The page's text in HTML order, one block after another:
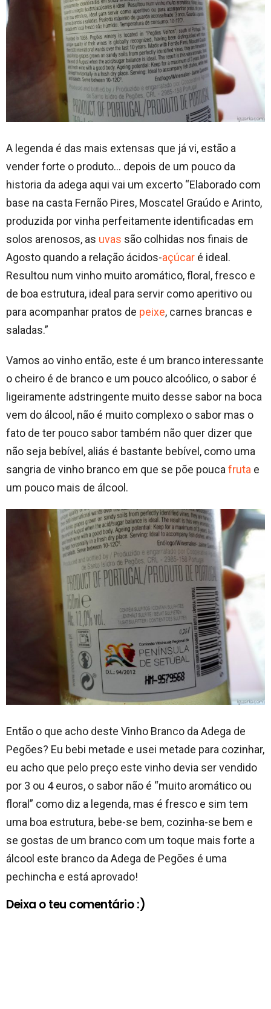
A legenda é das mais extensas que já vi, estão a
vender forte o produto… depois de um pouco da
historia da adega aqui vai um excerto “Elaborado com
base na casta Fernão Pires, Moscatel Graúdo e Arinto,
produzida por vinha perfeitamente identificadas em
solos arenosos, as uvas são colhidas nos finais de
Agosto quando a relação ácidos-açúcar é ideal.
Resultou num vinho muito aromático, floral, fresco e
de boa estrutura, ideal para servir como aperitivo ou
para acompanhar pratos de peixe, carnes brancas e
saladas.”
Vamos ao vinho então, este é um branco interessante
o cheiro é de branco e um pouco alcoólico, o sabor é
ligeiramente adstringente muito desse sabor na boca
vem do álcool, não é muito complexo o sabor mas o
fato de ter pouco sabor também não quer dizer que
não seja bebível, aliás é bastante bebível, como uma
sangria de vinho branco em que se põe pouca fruta e
um pouco mais de álcool.
Então o que acho deste Vinho Branco da Adega de
Pegões? Eu bebi metade e usei metade para cozinhar,
eu acho que pelo preço este vinho devia ser vendido
por 3 ou 4 euros, o sabor não é “muito aromático ou
floral” como diz a legenda, mas é fresco e sim tem
uma boa estrutura, bebe-se bem, cozinha-se bem e
se gostas de um branco com um toque mais forte a
álcool este branco da Adega de Pegões é uma
pechincha e está aprovado!
Deixa o teu comentário :)